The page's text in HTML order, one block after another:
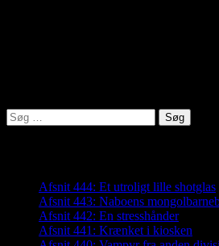
Søg
efter:
Afsnit 444: Et utroligt lille shotglas
Afsnit 443: Naboens
Afsnit 442: En stresshånder
Afsnit 441: Krænket i kiosken